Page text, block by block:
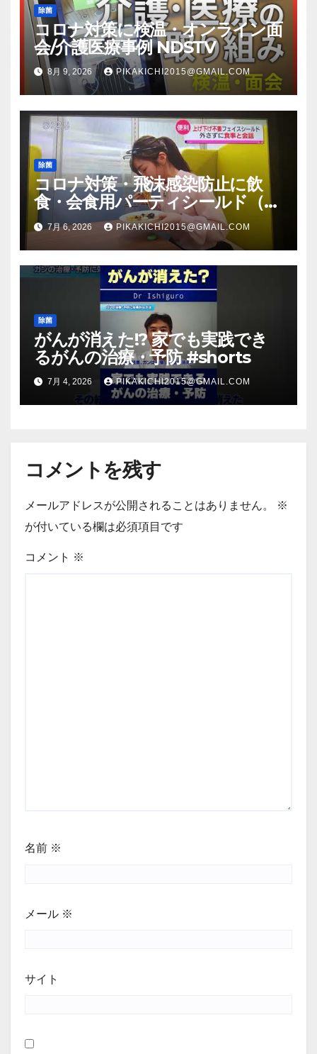
除菌
コロナ対策に検温・オンライン面
会/介護医療事例 NDSTV
8月 9, 2026 PIKAKICHI2015@GMAIL.COM
除菌
コロナ対策・飛沫感染防止に飲
食・会食用パーティシールド（マ
スク会食代替品）ＦＢＣ福井放送
のＴＶ番組での紹介映像
7月 6, 2026 PIKAKICHI2015@GMAIL.COM
除菌
がんが消えた!? 家でも実践でき
るがんの治療・予防 #shorts
7月 4, 2026 PIKAKICHI2015@GMAIL.COM
コメントを残す
メールアドレスが公開されることはありません。
※
が付いている欄は必須項目です
コメント ※
名前 ※
メール ※
サイト